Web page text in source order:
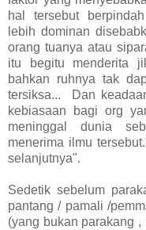
hal tersebut
lebih dominan
orang tuanya atau
itu begitu menderita
bahkan ruhnya tak
tersiksa... Dan
kebiasaan bagi org
meninggal dunia
menerima ilmu
selanjutnya".
Sedetik sebelum
pantang / pamali /
(yang bukan parakang